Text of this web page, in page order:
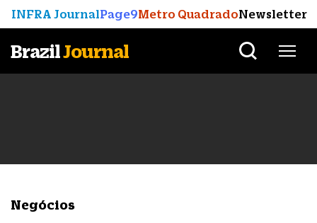
INFRA JournalPage9Metro QuadradoNewsletter
BrazilJournal
Negócios